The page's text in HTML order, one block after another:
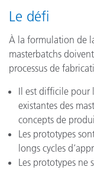
Le défi
À la formulation de
masterbatchs
processus de
Il est difficile pour
existantes des
concepts de
Les prototypes
longs cycles
Les prototypes ne